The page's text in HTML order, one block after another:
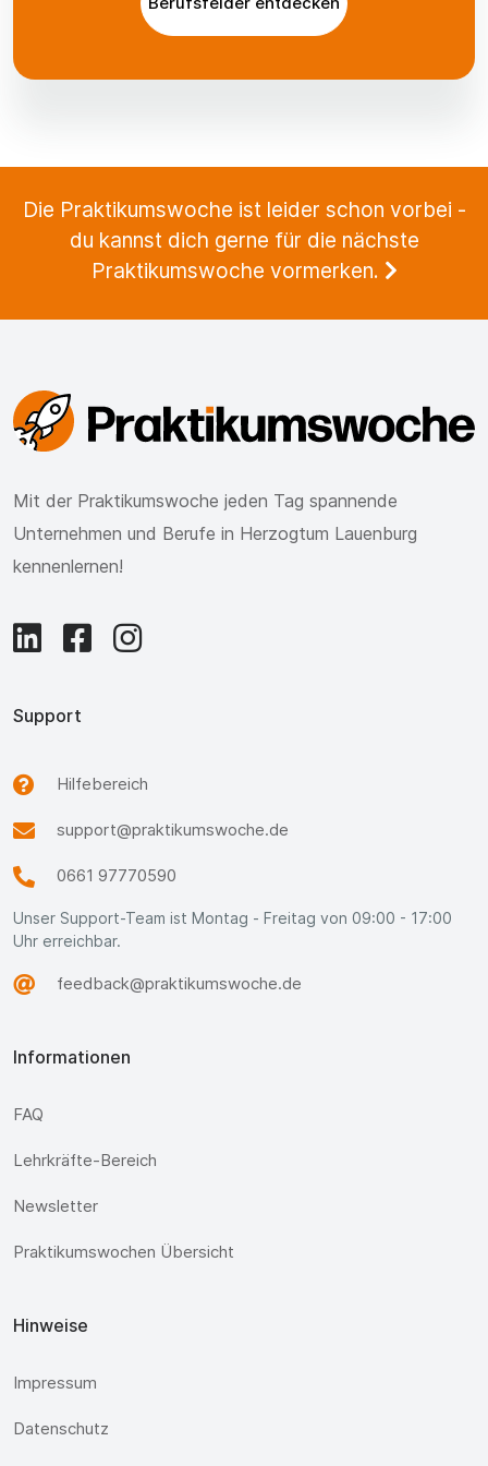
Die Praktikumswoche ist leider schon vorbei -
du kannst dich gerne für die nächste
Praktikumswoche vormerken.
Mit der Praktikumswoche jeden Tag spannende
Unternehmen und Berufe in Herzogtum Lauenburg
kennenlernen!
Support
Hilfebereich
support@praktikumswoche.de
0661 97770590
Unser Support-Team ist Montag - Freitag von 09:00 - 17:00
Uhr erreichbar.
feedback@praktikumswoche.de
Informationen
FAQ
Lehrkräfte-Bereich
Newsletter
Praktikumswochen Übersicht
Hinweise
Impressum
Datenschutz